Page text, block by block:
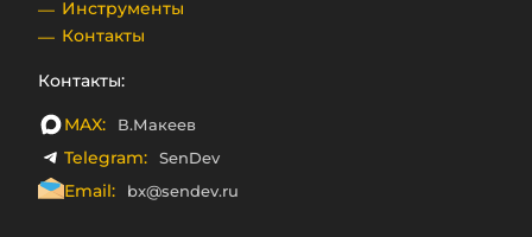
Инструменты
Контакты
Контакты:
MAX: В.Макеев
Telegram: SenDev
Email: bx@sendev.ru